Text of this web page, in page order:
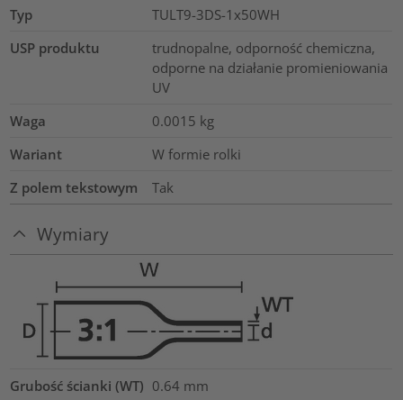
Typ
TULT9-3DS-1x50WH
USP produktu
trudnopalne, odporność chemiczna,
odporne na działanie promieniowania
UV
Waga
0.0015 kg
Wariant
W formie rolki
Z polem tekstowym
Tak
Wymiary
Grubość ścianki (WT) 0.64 mm